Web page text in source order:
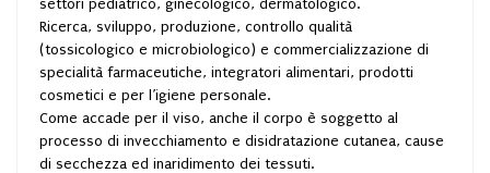
settori pediatrico, ginecologico, dermatologico.
Ricerca, sviluppo, produzione, controllo qualità
(tossicologico e microbiologico) e commercializzazione di
specialità farmaceutiche, integratori alimentari, prodotti
cosmetici e per l’igiene personale.
Come accade per il viso, anche il corpo è soggetto al
processo di invecchiamento e disidratazione cutanea, cause
di secchezza ed inaridimento dei tessuti.